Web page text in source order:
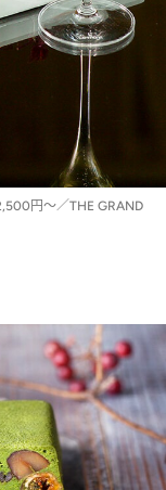
円～／THE GRAND